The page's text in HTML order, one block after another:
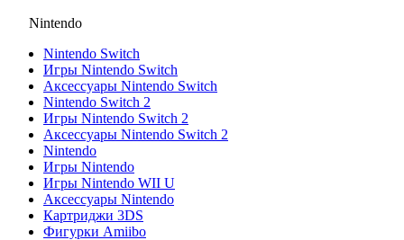
Nintendo
Nintendo Switch
Игры Nintendo Switch
Аксессуары Nintendo Switch
Nintendo Switch 2
Игры Nintendo Switch 2
Аксессуары Nintendo Switch 2
Nintendo
Игры Nintendo
Игры Nintendo WII U
Аксессуары Nintendo
Картриджи 3DS
Фигурки Amiibo